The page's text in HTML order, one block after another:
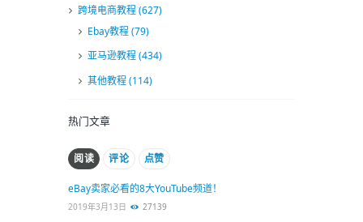
跨境电商教程(627)
Ebay教程(79)
亚马逊教程(434)
其他教程(114)
热门文章
阅读 评论 点赞
eBay卖家必看的8大YouTube频道！
2019年3月13日 27139